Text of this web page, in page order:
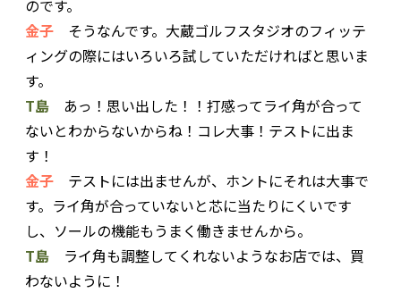
のです。
金子 そうなんです。大蔵ゴルフスタジオのフィッテ
ィングの際にはいろいろ試していただければと思いま
す。
T島 あっ！思い出した！！打感ってライ角が合って
ないとわからないからね！コレ大事！テストに出ま
す！
金子 テストには出ませんが、ホントにそれは大事で
す。ライ角が合っていないと芯に当たりにくいです
し、ソールの機能もうまく働きませんから。
T島 ライ角も調整してくれないようなお店では、買
わないように！